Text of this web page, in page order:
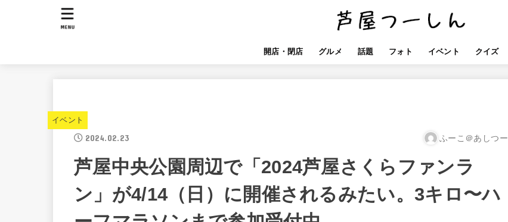
開店・閉店 グルメ 話題 フォト イベント クイズ
MENU
イベント
2024.02.23 ふーこ＠あしつー
芦屋中央公園周辺で「2024芦屋さくらファンラ
ン」が4/14（日）に開催されるみたい。3キロ〜ハ